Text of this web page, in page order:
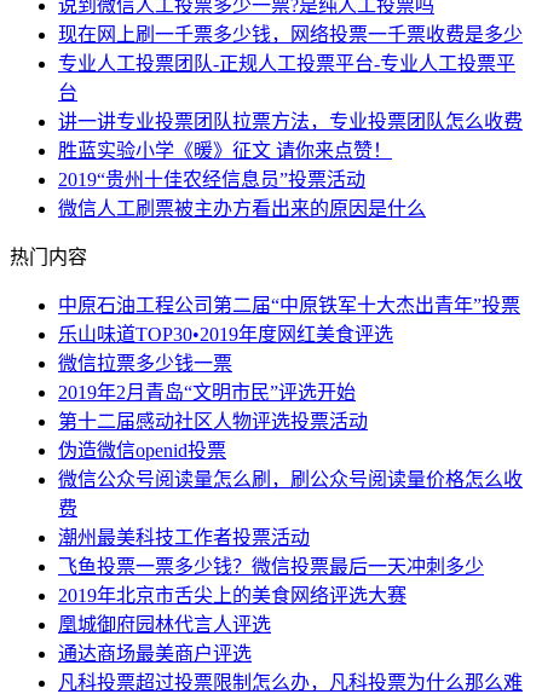
说到微信人工投票多少一票?是纯人工投票吗
现在网上刷一千票多少钱，网络投票一千票收费是多少
专业人工投票团队-正规人工投票平台-专业人工投票平
台
讲一讲专业投票团队拉票方法，专业投票团队怎么收费
胜蓝实验小学《暖》征文 请你来点赞！
2019“贵州十佳农经信息员”投票活动
微信人工刷票被主办方看出来的原因是什么
热门内容
中原石油工程公司第二届“中原铁军十大杰出青年”投票
乐山味道TOP30•2019年度网红美食评选
微信拉票多少钱一票
2019年2月青岛“文明市民”评选开始
第十二届感动社区人物评选投票活动
伪造微信openid投票
微信公众号阅读量怎么刷，刷公众号阅读量价格怎么收
费
潮州最美科技工作者投票活动
飞鱼投票一票多少钱？微信投票最后一天冲刺多少
2019年北京市舌尖上的美食网络评选大赛
凰城御府园林代言人评选
通达商场最美商户评选
凡科投票超过投票限制怎么办，凡科投票为什么那么难